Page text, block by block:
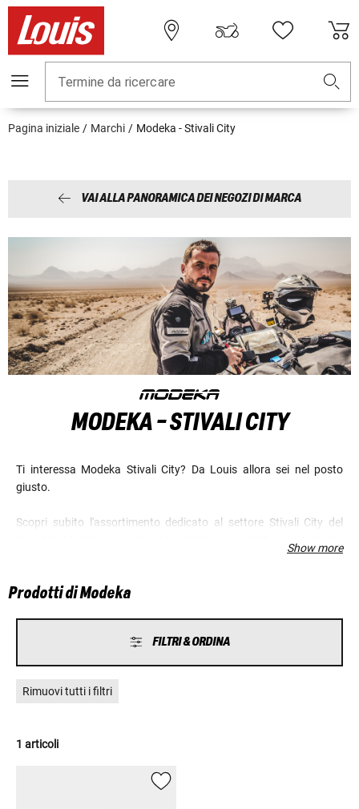
Termine da ricercare
Pagina iniziale Marchi Modeka - Stivali City
VAI ALLA PANORAMICA DEI NEGOZI DI MARCA
MODEKA - STIVALI CITY
Ti interessa Modeka Stivali City? Da Louis allora sei nel posto
giusto.
Scopri subito l'assortimento dedicato al settore Stivali City del
Show more
Prodotti di Modeka
FILTRI & ORDINA
Rimuovi tutti i filtri
1 articoli